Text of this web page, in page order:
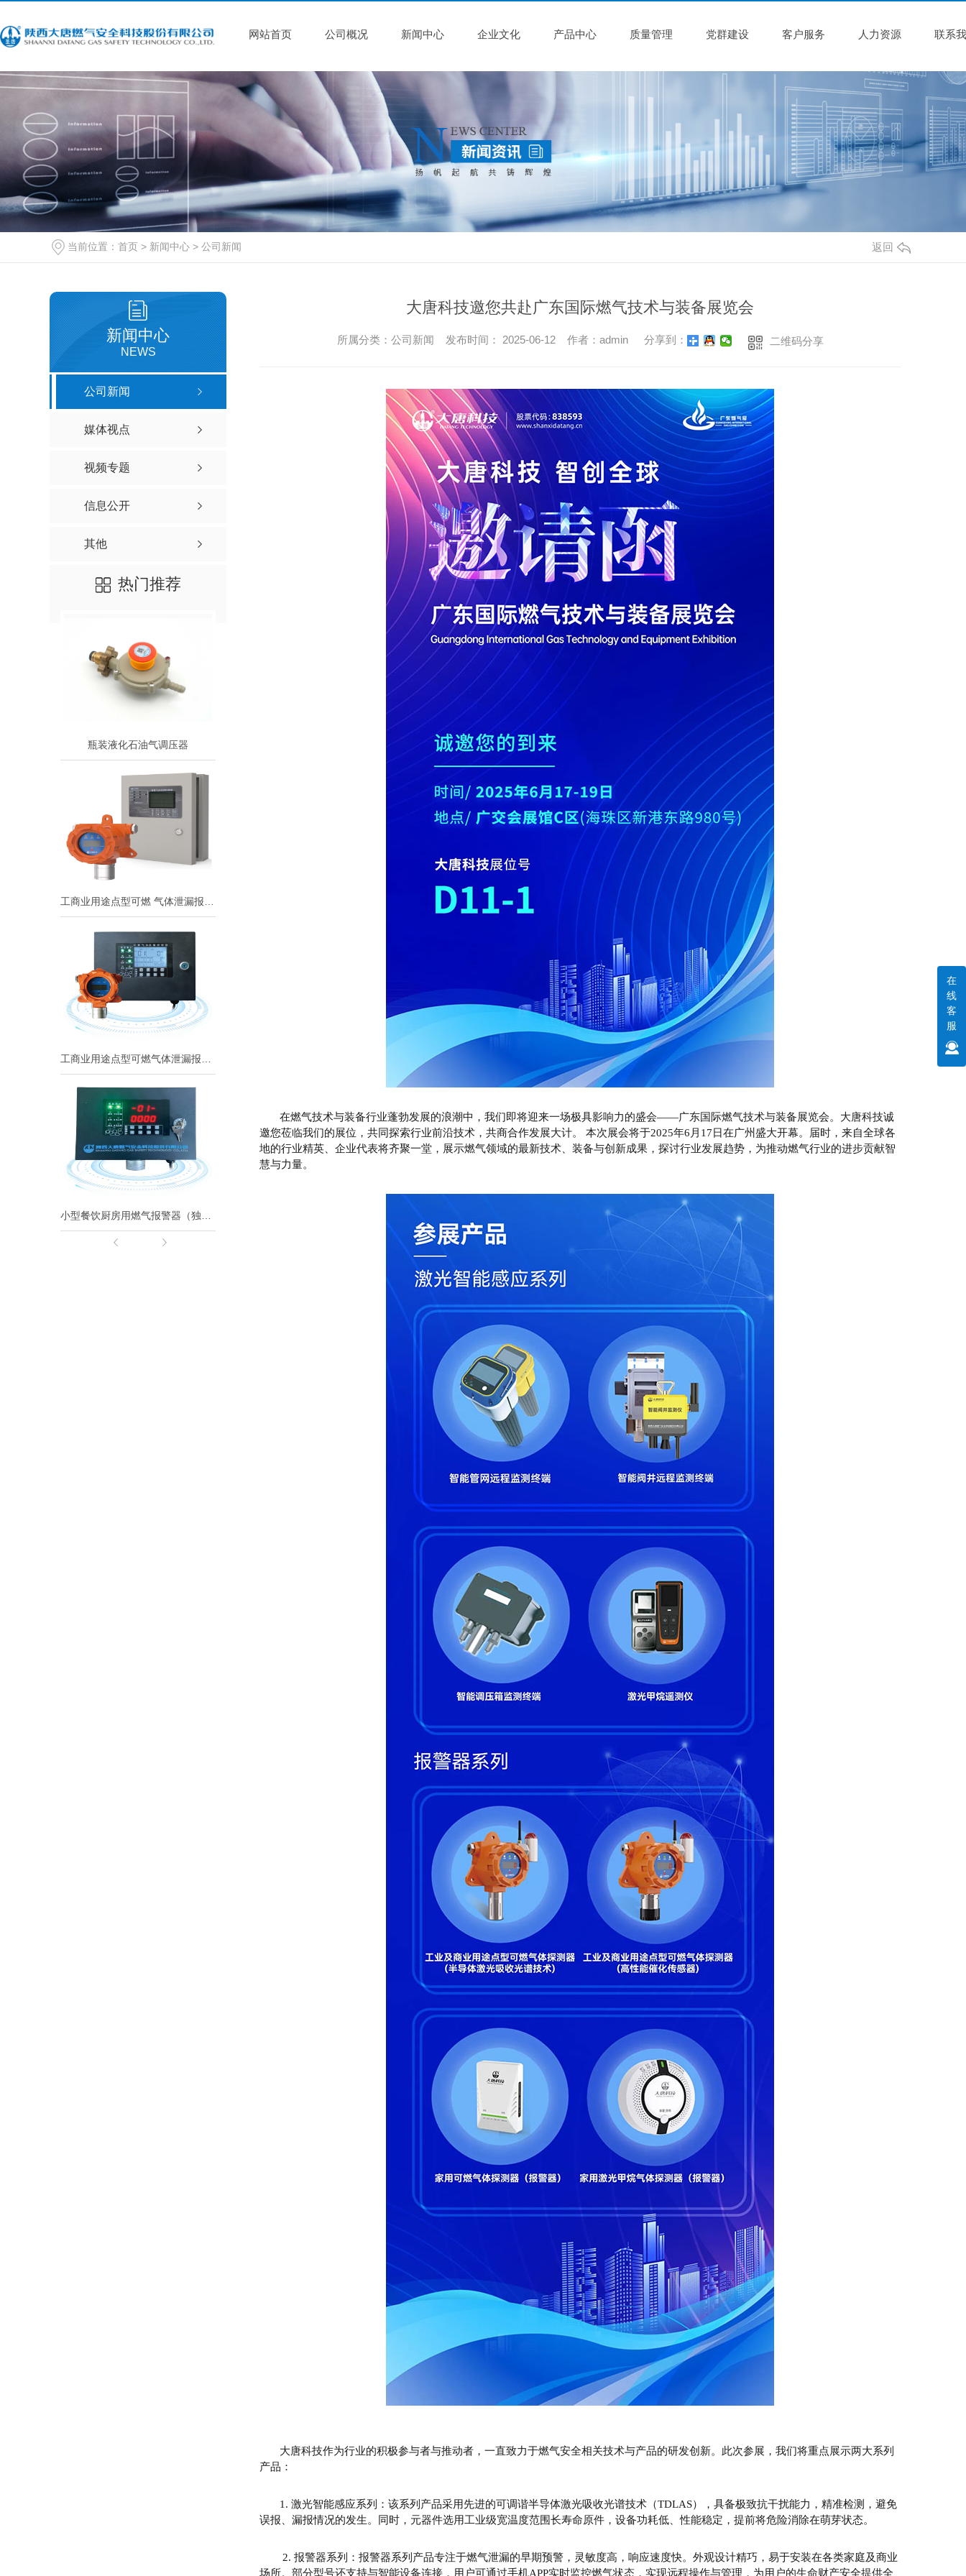
网站首页 公司概况 新闻中心 企业文化 产品中心 质量管理 党群建设 客户服务 人力资源 联系
当前位置： 首页 > 新闻中心 > 公司新闻 返回
新闻中心
NEWS
公司新闻
媒体视点
视频专题
信息公开
其他
热门推荐
瓶装液化石油气调压器
工商业用途点型可燃 气体泄漏报警控制系统（系统式）
小型餐饮厨房用燃气报警器（独立式）
大唐科技邀您共赴广东国际燃气技术与装备展览会
所属分类：公司新闻 发布时间： 2025-06-12 作者：admin 分享到： 二维码分享
在燃气技术与装备行业蓬勃发展的浪潮中，我们即将迎来一场极具影响力的盛会——广东国际燃气技术与装备展览会。大唐科技诚
邀您莅临我们的展位，共同探索行业前沿技术，共商合作发展大计。 本次展会将于2025年6月17日在广州盛大开幕。届时，来自全球各
地的行业精英、企业代表将齐聚一堂，展示燃气领域的最新技术、装备与创新成果，探讨行业发展趋势，为推动燃气行业的进步贡献智
慧与力量。
大唐科技作为行业的积极参与者与推动者，一直致力于燃气安全相关技术与产品的研发创新。此次参展，我们将重点展示两大系列
产品：
1. 激光智能感应系列：该系列产品采用先进的可调谐半导体激光吸收光谱技术（TDLAS），具备极致抗干扰能力，精准检测，避免
误报、漏报情况的发生。同时，元器件选用工业级宽温度范围长寿命原件，设备功耗低、性能稳定，提前将危险消除在萌芽状态。
2. 报警器系列：报警器系列产品专注于燃气泄漏的早期预警，灵敏度高，响应速度快。外观设计精巧，易于安装在各类家庭及商业
场所。部分型号还支持与智能设备连接，用户可通过手机APP实时监控燃气状态，实现远程操作与管理，为用户的生命财产安全提供全
在
线
客
服